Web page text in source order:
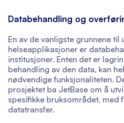
Databehandling og
En av de vanligste grunnene til
helseapplikasjoner er
institusjoner. Enten det er
behandling av den data, kan
nødvendige funksjonaliteten.
prosjektet ba JetBase om å
spesifikke bruksområdet, med
datatransfer.